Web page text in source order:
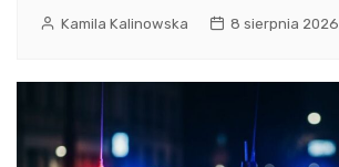
Kamila Kalinowska 8 sierpnia 2026